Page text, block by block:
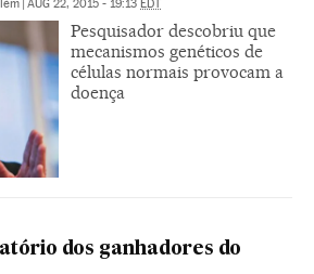
| AUG 22, 2015 - 19:13 EDT
Pesquisador descobriu que
mecanismos genéticos de
células normais provocam a
doença
dos ganhadores do